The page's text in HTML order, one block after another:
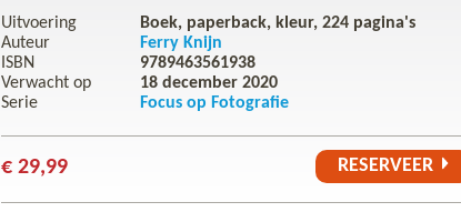
Uitvoering Boek, paperback, kleur, 224 pagina's
Auteur
Ferry Knijn
ISBN
9789463561938
Verwacht op
18 december 2020
Serie
Focus op Fotografie
€ 29,99 RESERVEER